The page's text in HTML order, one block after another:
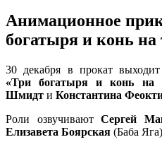
Анимационное
богатыря и конь на
30 декабря в прокат
«Три богатыря и конь на
Шмидт и Константина
Роли озвучиваютСергей
Елизавета Боярская (Баба Яга)